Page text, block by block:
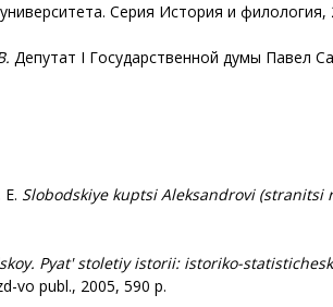
Серия История и
Депутат I Государственной думы Павел
Slobodskiyekuptsi Aleksandrovi (stranitsi
Pyat' stoletiy istorii: istoriko-
vo publ., 2005, 590 p.